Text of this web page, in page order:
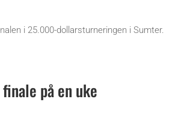
i 25.000-dollarsturneringen i Sumter.
på en uke